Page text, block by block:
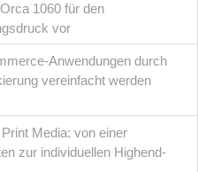
1060 für den
vor
Anwendungen durch
vereinfacht werden
Media: von einer
zur individuellen Highend-